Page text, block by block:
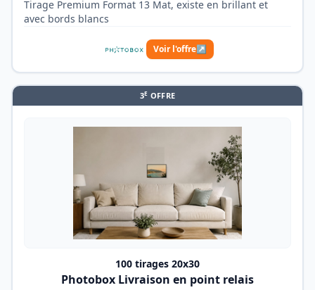
Tirage Premium Format 13 Mat, existe en brillant et
avec bords blancs
Voir l'offre↗
3E OFFRE
100 tirages 20x30
Photobox Livraison en point relais